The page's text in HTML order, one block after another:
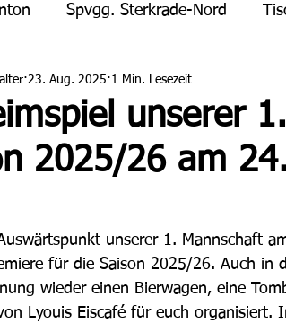
Spvgg. Sterkrade-Nord
Leichtathletik
unserer
2025/26 am
23. Aug. 2025 1 Min. Lesezeit
unserer 1. Mannschaft
für die Saison 2025/26. Auch in
wieder einen Bierwagen, eine
Lyouis Eiscafé für euch organisiert.